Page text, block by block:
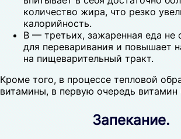
количество жира, что резко
калорийность.
В — третьих, зажаренная еда
для переваривания и повышает
на пищеварительный тракт.
Кроме того, в процессе тепловой
витамины, в первую очередь витамин
Запекание.